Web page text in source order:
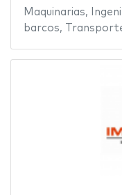
Maquinarias,
barcos,